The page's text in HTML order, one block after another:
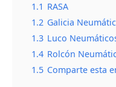
1.1 RASA
1.2 Galicia
1.3 Luco
1.4 Rolcón
1.5 Comparte esta